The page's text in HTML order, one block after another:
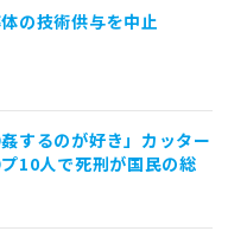
の技術供与を中止
するのが好き」カッター
10人で死刑が国民の総